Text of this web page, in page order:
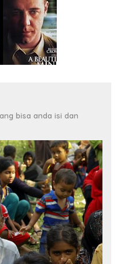
bisa anda isi dan